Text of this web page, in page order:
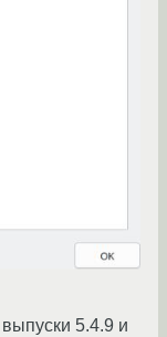
5.4.9 и